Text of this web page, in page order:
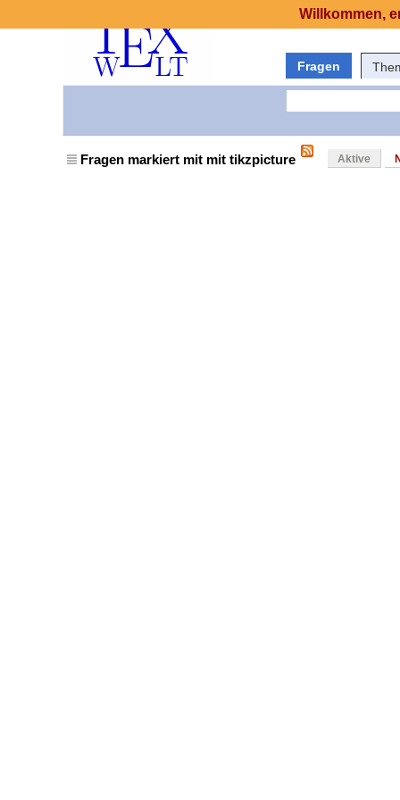
Fragen
Fragen markiert mit mit tikzpicture Aktive
Willkommen,